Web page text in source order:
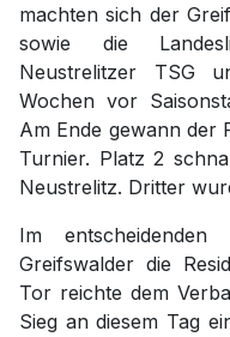
machten sich der
sowie die
Neustrelitzer TSG
Wochen vor
Am Ende gewann der
Turnier. Platz 2
Neustrelitz. Dritter
Im
Greifswalder die
Tor reichte dem
Sieg an diesem Tag